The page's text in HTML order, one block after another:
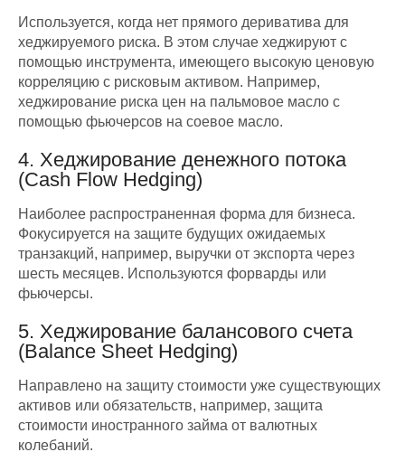
Используется, когда нет прямого дериватива для
хеджируемого риска. В этом случае хеджируют с
помощью инструмента, имеющего высокую ценовую
корреляцию с рисковым активом. Например,
хеджирование риска цен на пальмовое масло с
помощью фьючерсов на соевое масло.
4. Хеджирование денежного потока
(Cash Flow Hedging)
Наиболее распространенная форма для бизнеса.
Фокусируется на защите будущих ожидаемых
транзакций, например, выручки от экспорта через
шесть месяцев. Используются форварды или
фьючерсы.
5. Хеджирование балансового счета
(Balance Sheet Hedging)
Направлено на защиту стоимости уже существующих
активов или обязательств, например, защита
стоимости иностранного займа от валютных
колебаний.